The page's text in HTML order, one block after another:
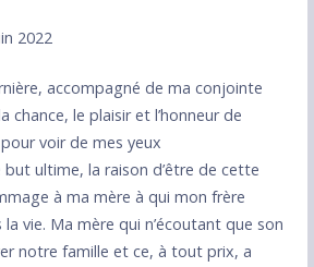
2022
accompagné de ma conjointe
chance, le plaisir et l’honneur de
voir de mes yeux
but ultime, la raison d’être de cette
à ma mère à qui mon frère
vie. Ma mère qui n’écoutant que son
notre famille et ce, à tout prix, a